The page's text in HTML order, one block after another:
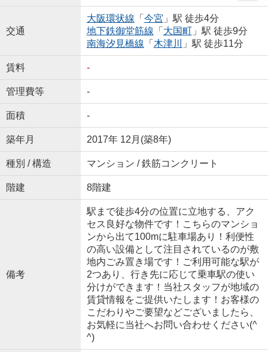
交通
大阪環状線 「 今宮 」駅 徒歩4分
地下鉄御堂筋線 「 大国町」駅 徒歩9分
南海汐見橋線 「 木津川 」駅 徒歩11分
賃料 -
管理費等 -
面積 -
築年月 2017年 12月(築8年)
種別 / 構造 マンション / 鉄筋コンクリート
階建 8階建
備考
駅まで徒歩4分の位置に立地する、アク
セス良好な物件です！こちらのマンショ
ンから出て100mに駐車場あり！利便性
の高い設備として注目されているのが敷
地内ごみ置き場です！ご利用可能な駅が
2つあり、行き先に応じて乗車駅の使い
分けができます！当社スタッフが地域の
賃貸情報をご提供いたします！お客様の
こだわりやご要望などございましたら、
お気軽に当社へお問い合わせください(^
^)